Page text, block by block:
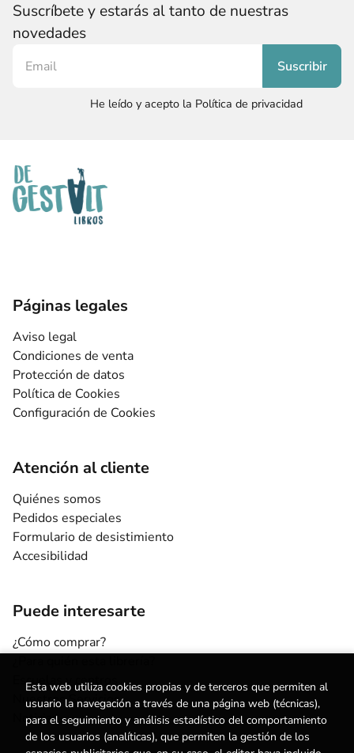
Suscríbete y estarás al tanto de nuestras
novedades
He leído y acepto la Política de privacidad
Páginas legales
Aviso legal
Condiciones de venta
Protección de datos
Política de Cookies
Configuración de Cookies
Atención al cliente
Quiénes somos
Pedidos especiales
Formulario de desistimiento
Accesibilidad
Puede interesarte
¿Cómo comprar?
Escuelas y centros
Nuestros Servicios
Noticias
Esta web utiliza cookies propias y de terceros que permiten al
usuario la navegación a través de una página web (técnicas),
para el seguimiento y análisis estadístico del comportamiento
de los usuarios (analíticas), que permiten la gestión de los